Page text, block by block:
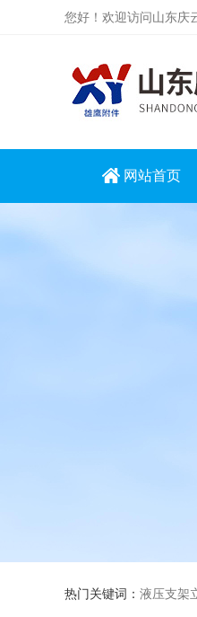
您好！欢迎访问山东庆
网站首页
热门关键词： 液压支架